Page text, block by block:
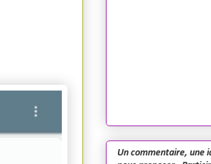
Un commentaire, une